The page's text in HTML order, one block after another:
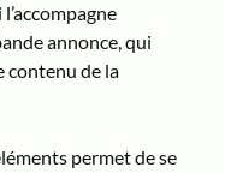
annonce, qui
contenu de la
permet de se